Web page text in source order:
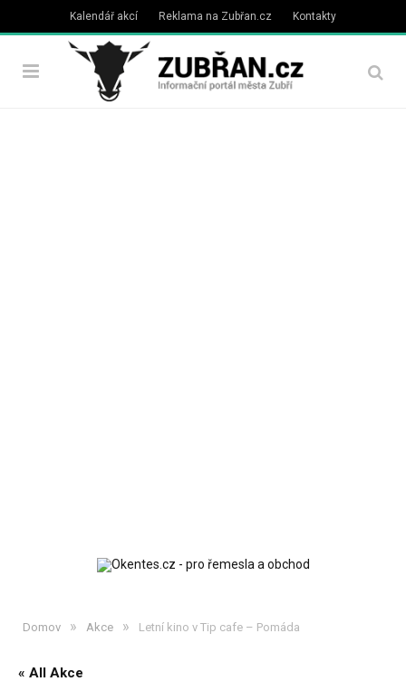
Kalendář akcí Reklama na Zubřan.cz Kontakty
Domov » Akce » Letní kino v Tip cafe – Pomáda
« All Akce